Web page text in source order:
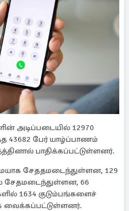
அடிப்படையில் 12970
43682 பேர் யாழ்ப்பாணம்
பாதிக்கப்பட்டுள்ளனர்.
சேததமடைந்துள்ளன, 129
சேதமடைந்துள்ளன, 66
1634 குடும்பங்களைச்
வைக்கப்பட்டுள்ளனர்.